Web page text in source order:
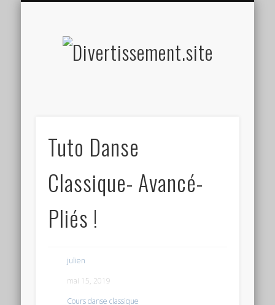
Tuto Danse
Classique- Avancé-
Pliés !
julien
mai 15, 2019
Cours danse classique